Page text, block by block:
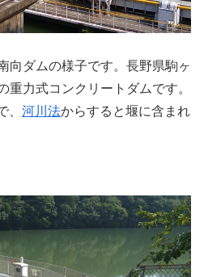
向ダムの様子です。長野県駒ヶ
重力式コンクリートダムです。
、 河川法からすると堰に含まれ